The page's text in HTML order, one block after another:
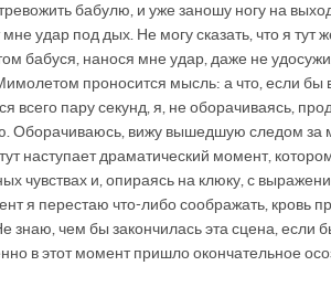
бабулю, и уже заношу ногу на выход
удар под дых. Не могу сказать, что я тут
бабуся, нанося мне удар, даже не
проносится мысль: а что, если бы
пару секунд, я, не оборачиваясь,
Оборачиваюсь, вижу вышедшую следом за
наступает драматический момент,
чувствах и, опираясь на клюку, с
я перестаю что-либо соображать, кровь
знаю, чем бы закончилась эта сцена, если
в этот момент пришло окончательное